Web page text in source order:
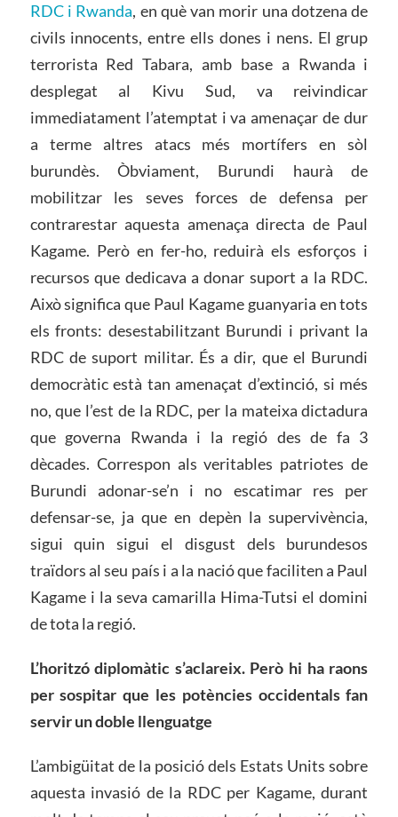
RDC i Rwanda, en què van morir una dotzena de
civils innocents, entre ells dones i nens. El grup
terrorista Red Tabara, amb base a Rwanda i
desplegat al Kivu Sud, va reivindicar
immediatament l’atemptat i va amenaçar de dur
a terme altres atacs més mortífers en sòl
burundès. Òbviament, Burundi haurà de
mobilitzar les seves forces de defensa per
contrarestar aquesta amenaça directa de Paul
Kagame. Però en fer-ho, reduirà els esforços i
recursos que dedicava a donar suport a la RDC.
Això significa que Paul Kagame guanyaria en tots
els fronts: desestabilitzant Burundi i privant la
RDC de suport militar. És a dir, que el Burundi
democràtic està tan amenaçat d’extinció, si més
no, que l’est de la RDC, per la mateixa dictadura
que governa Rwanda i la regió des de fa 3
dècades. Correspon als veritables patriotes de
Burundi adonar-se’n i no escatimar res per
defensar-se, ja que en depèn la supervivència,
sigui quin sigui el disgust dels burundesos
traïdors al seu país i a la nació que faciliten a Paul
Kagame i la seva camarilla Hima-Tutsi el domini
de tota la regió.
L’horitzó diplomàtic s’aclareix. Però hi ha raons
per sospitar que les potències occidentals fan
servir un doble llenguatge
L’ambigüitat de la posició dels Estats Units sobre
aquesta invasió de la RDC per Kagame, durant